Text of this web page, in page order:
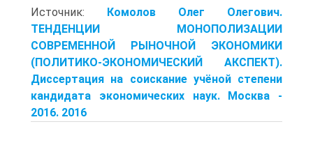
Источник: Комолов Олег Олегович.
ТЕНДЕНЦИИ МОНОПОЛИЗАЦИИ
СОВРЕМЕННОЙ РЫНОЧНОЙ ЭКОНОМИКИ
(ПОЛИТИКО-ЭКОНОМИЧЕСКИЙ АКСПЕКТ).
Диссертация на соискание учёной степени
кандидата экономических наук. Москва -
2016. 2016